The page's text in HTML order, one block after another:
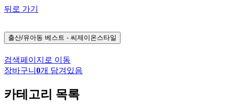
뒤로 가기
출산/유아동 베스트 - 씨제이온스타일
검색페이지로 이동
장바구니 0개 담겨있음
카테고리 목록